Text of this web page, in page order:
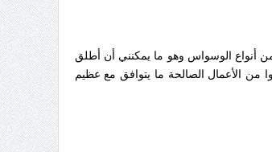
أنواع الوسواس وهو ما يمكنني أن أطلق
من الأعمال الصالحة ما يتوافق مع عظيم